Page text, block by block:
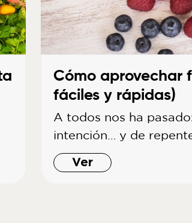
Cómo aprovechar
fáciles y rápidas)
A todos nos ha
intención… y de
Ver